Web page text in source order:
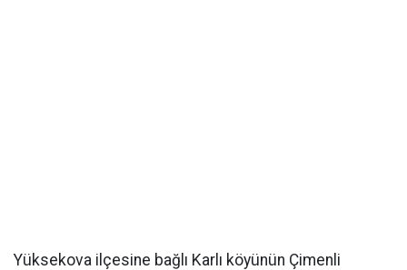
Yüksekova ilçesine bağlı Karlı köyünün Çimenli